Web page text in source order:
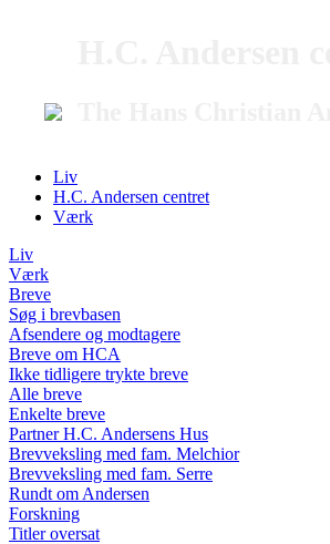
Liv
H.C. Andersen centret
Værk
Liv
Værk
Breve
Søg i brevbasen
Afsendere og modtagere
Breve om HCA
Ikke tidligere trykte breve
Alle breve
Enkelte breve
Partner H.C. Andersens Hus
Brevveksling med fam. Melchior
Brevveksling med fam. Serre
Rundt om Andersen
Forskning
Titler oversat